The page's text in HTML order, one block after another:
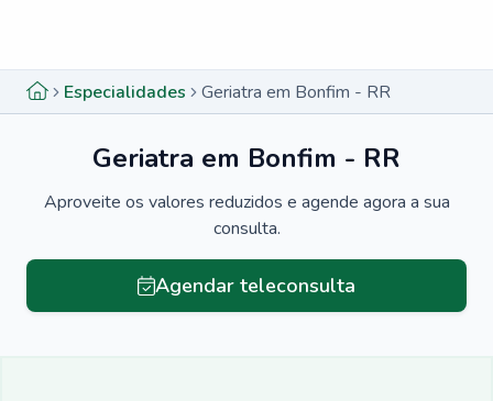
Especialidades Geriatra em Bonfim - RR
Geriatra em Bonfim - RR
Aproveite os valores reduzidos e agende agora a sua
consulta.
Agendar teleconsulta